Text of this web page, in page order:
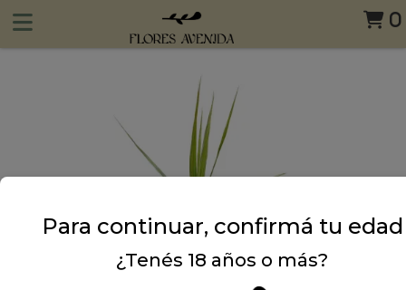
0
Para continuar, confirmá tu edad
¿Tenés 18 años o más?